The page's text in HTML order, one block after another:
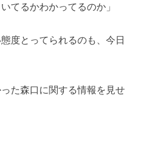
てるかわかってるのか」
度とってられるのも、今日
た森口に関する情報を見せ